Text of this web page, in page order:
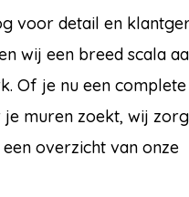
voor detail en
wij een breed scala
Of je nu een complete
muren zoekt, wij
overzicht van onze